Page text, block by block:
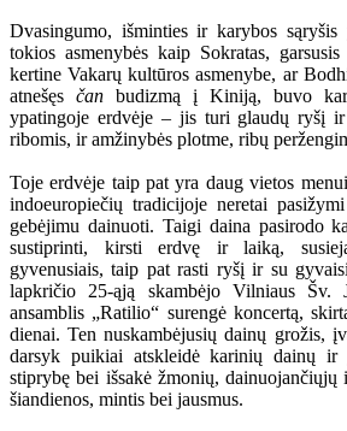
Dvasingumo, išminties ir karybos
tokios asmenybės kaip Sokratas,
kertine Vakarų kultūros asmenybe, ar
atnešęs čan budizmą į Kiniją, buvo
ypatingoje erdvėje – jis turi glaudų ryšį
ribomis, ir amžinybės plotme, ribų
Toje erdvėje taip pat yra daug vietos
indoeuropiečių tradicijoje neretai
gebėjimu dainuoti. Taigi daina pasirodo
sustiprinti, kirsti erdvę ir laiką,
gyvenusiais, taip pat rasti ryšį ir su
lapkričio 25-ąją skambėjo Vilniaus Šv.
ansamblis „Ratilio“ surengė koncertą,
dienai. Ten nuskambėjusių dainų grožis,
darsyk puikiai atskleidė karinių dainų ir
stiprybę bei išsakė žmonių,
šiandienos, mintis bei jausmus.